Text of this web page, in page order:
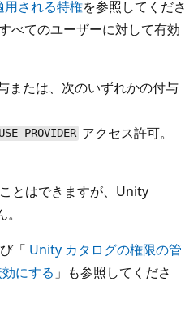
される特権を参照してくださ
べてのユーザーに対して有効
または、次のいずれかの付与
USE PROVIDER アクセス許可。
とはできますが、Unity
「 Unity カタログの権限の管
にする 」も参照してくださ